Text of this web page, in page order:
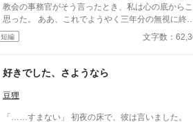
教会の事務官がそう言ったとき、私は心の底からこ
思った。 ああ、これでようやく三年分の無視に終止
符を打てるわ。 王命による“形式結婚”。 夫の顔も知
らず、手紙もなし、戦地から帰ってきたという噂す
たので、勝手に離婚しました。 何か問題あります？
短編 文字数：
好きでした、さようなら
豆狸
「……すまない」 初夜の床で、彼は言いました。